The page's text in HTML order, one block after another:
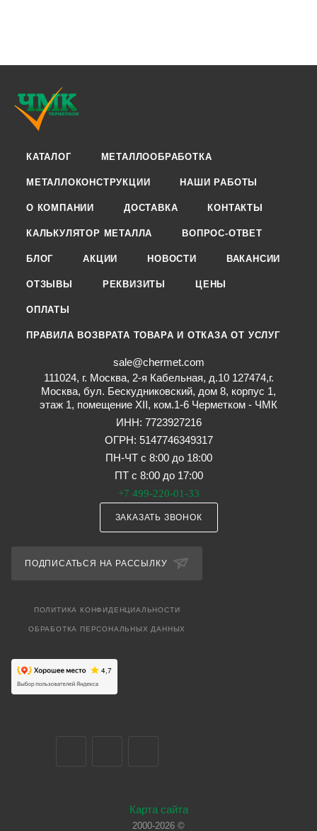
КАТАЛОГ МЕТАЛЛООБРАБОТКА
МЕТАЛЛОКОНСТРУКЦИИ НАШИ РАБОТЫ
О КОМПАНИИ ДОСТАВКА КОНТАКТЫ
КАЛЬКУЛЯТОР МЕТАЛЛА ВОПРОС-ОТВЕТ
БЛОГ АКЦИИ НОВОСТИ ВАКАНСИИ
ОТЗЫВЫ РЕКВИЗИТЫ ЦЕНЫ
ОПЛАТЫ
ПРАВИЛА ВОЗВРАТА ТОВАРА И ОТКАЗА ОТ УСЛУГ
sale@chermet.com
111024, г. Москва, 2-я Кабельная, д.10 127474,г.
Москва, бул. Бескудниковский, дом 8, корпус 1,
этаж 1, помещение XII, ком.1-6 Черметком - ЧМК
ИНН: 7723927216
ОГРН: 5147746349317
ПН-ЧТ с 8:00 до 18:00
ПТ с 8:00 до 17:00
+7 499-220-01-33
ЗАКАЗАТЬ ЗВОНОК
ПОДПИСАТЬСЯ НА РАССЫЛКУ
ПОЛИТИКА КОНФИДЕНЦИАЛЬНОСТИ
ОБРАБОТКА ПЕРСОНАЛЬНЫХ ДАННЫХ
Карта сайта
2000-2026 ©